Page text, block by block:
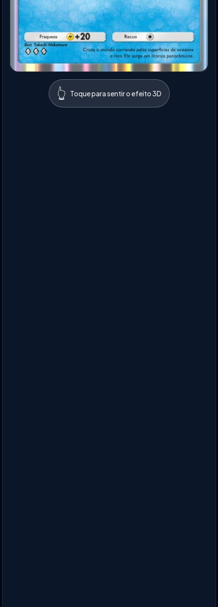
👆 Toque para sentir o efeito 3D